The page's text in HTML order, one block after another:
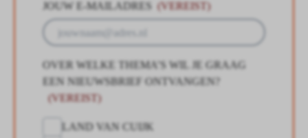
JOUW E-MAILADRES (VEREIST)
OVER WELKE THEMA’S WIL JE GRAAG
EEN NIEUWSBRIEF ONTVANGEN?
(VEREIST)
LAND VAN CUIJK